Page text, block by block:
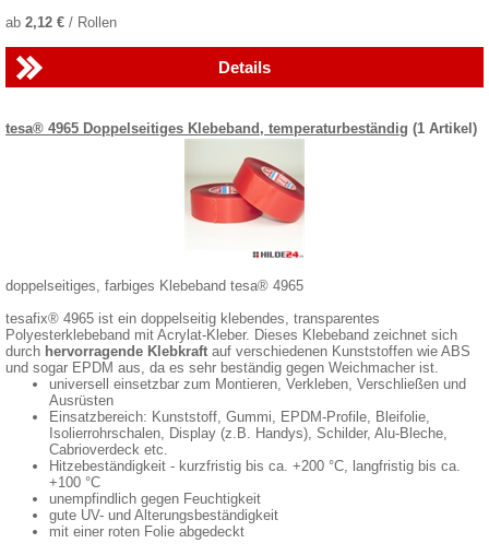
ab 2,12 € / Rollen
Details
tesa® 4965 Doppelseitiges Klebeband, temperaturbeständig (1 Artikel)
doppelseitiges, farbiges Klebeband tesa® 4965
tesafix® 4965 ist ein doppelseitig klebendes, transparentes
Polyesterklebeband mit Acrylat-Kleber. Dieses Klebeband zeichnet sich
durch hervorragende Klebkraft auf verschiedenen Kunststoffen wie ABS
und sogar EPDM aus, da es sehr beständig gegen Weichmacher ist.
universell einsetzbar zum Montieren, Verkleben, Verschließen und
Ausrüsten
Einsatzbereich: Kunststoff, Gummi, EPDM-Profile, Bleifolie,
Isolierrohrschalen, Display (z.B. Handys), Schilder, Alu-Bleche,
Cabrioverdeck etc.
Hitzebeständigkeit - kurzfristig bis ca. +200 °C, langfristig bis ca.
+100 °C
unempfindlich gegen Feuchtigkeit
gute UV- und Alterungsbeständigkeit
mit einer roten Folie abgedeckt